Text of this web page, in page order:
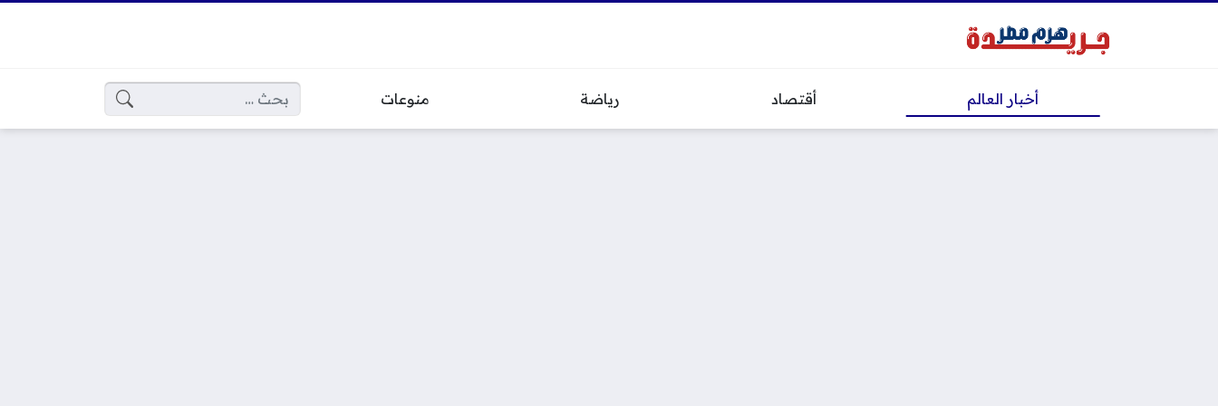
أخبار العالم أقتصاد رياضة منوعات البحث عن: